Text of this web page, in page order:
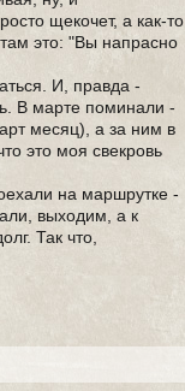
щекочет, а как-то
это: "Вы напрасно
И, правда -
В марте поминали -
месяц), а за ним в
это моя свекровь
на маршрутке -
выходим, а к
Так что,